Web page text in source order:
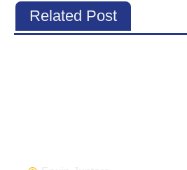
Related Post